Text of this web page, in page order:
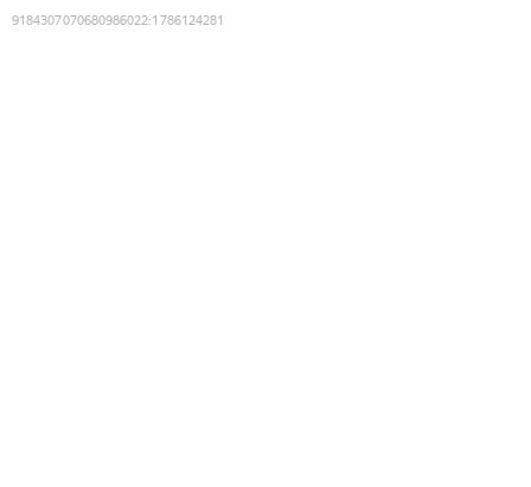
9184307070680986022:1786124281